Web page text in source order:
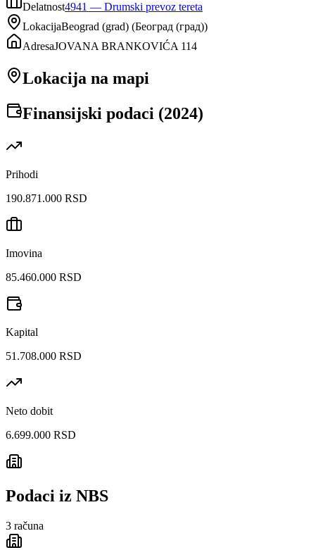
Delatnost4941 — Drumski prevoz tereta
LokacijaBeograd (grad) (Београд (град))
AdresaJOVANA BRANKOVIĆA 114
Lokacija na mapi
Finansijski podaci (2024)
Prihodi
190.871.000 RSD
Imovina
85.460.000 RSD
Kapital
51.708.000 RSD
Neto dobit
6.699.000 RSD
Podaci iz NBS
3 računa